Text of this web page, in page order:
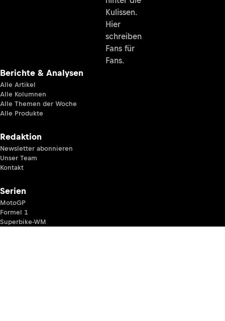
Kulissen.
Hier
schreiben
Fans für
Fans.
Berichte & Analysen
Alle Artikel
Alle Kolumnen
Alle Themen der Woche
Alle Produkte
Redaktion
Newsletter abonnieren
Unser Team
Kontakt
Serien
MotoGP
Formel 1
Superbike-WM